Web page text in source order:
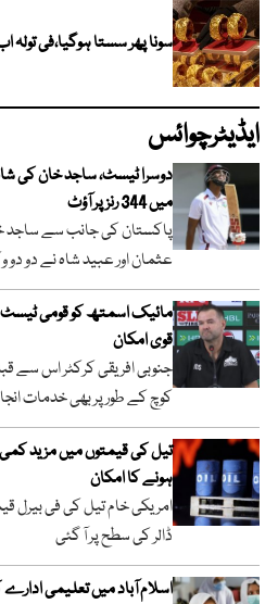
سونا پھر سستا ہوگیا،فی
ایڈیٹرچوائس
دوسرا ٹیسٹ، ساجد خان کی
میں 344 رنز پر آؤٹ
عثمان اور عبید شاہ نے دو دو
مائیک اسمتھ کو قومی ٹیسٹ
قوی امکان
جنوبی افریقی کرکٹر اس سے
کوچ کے طور پر بھی خدمات
تیل کی قیمتوں میں مزید کمی
ہونے کا امکان
ڈالر کی سطح پر آ گئی
اسلام آباد میں تعلیمی